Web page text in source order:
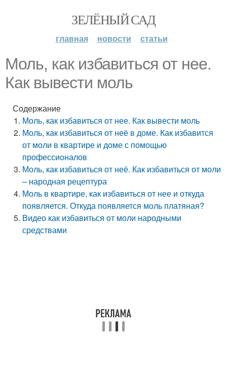
ЗЕЛЁНЫЙ САД
главная новости статьи
Моль, как избавиться от нее.
Как вывести моль
Содержание
Моль, как избавиться от нее. Как вывести моль
Моль, как избавиться от неё в доме. Как избавится
от моли в квартире и доме с помощью
профессионалов
Моль, как избавиться от неё. Как избавиться от моли
– народная рецептура
Моль в квартире, как избавиться от нее и откуда
появляется. Откуда появляется моль платяная?
Видео как избавиться от моли народными
средствами